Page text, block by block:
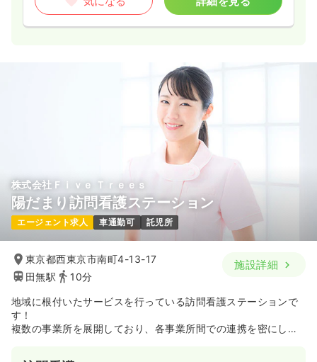
株式会社Ｆｉｖｅ Ｔｒｅｅｓ
陽だまり訪問看護ステーション
エージェント求人 車通勤可 託児所
東京都西東京市南町4-13-17
田無駅
10分
施設詳細
地域に根付いたサービスを行っている訪問看護ステーションで
す！
複数の事業所を展開しており、各事業所間での連携を密にし、